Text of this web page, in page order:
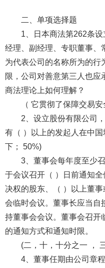
二、单项选择题
1、日本商法第262条设
经理、副经理、专职董事、
为代表公司的名称所为的行
限，公司对善意第三人也应
商法理论上如何理解？
（ 它贯彻了保障交易安
2、设立股份有限公司
有（ ）以上的发起人在中
下； 50%)
3、董事会每年度至少
于会议召开（ ）日前通知
决权的股东、（ ）以上董
会临时会议。董事长应当自
持董事会会议。董事会召开
的通知方式和通知时限。
(二，十，十分之一 ，
4、董事任期由公司章